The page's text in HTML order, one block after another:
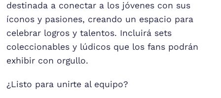
destinada a conectar a los jóvenes con sus
íconos y pasiones, creando un espacio para
celebrar logros y talentos. Incluirá sets
coleccionables y lúdicos que los fans podrán
exhibir con orgullo.
¿Listo para unirte al equipo?